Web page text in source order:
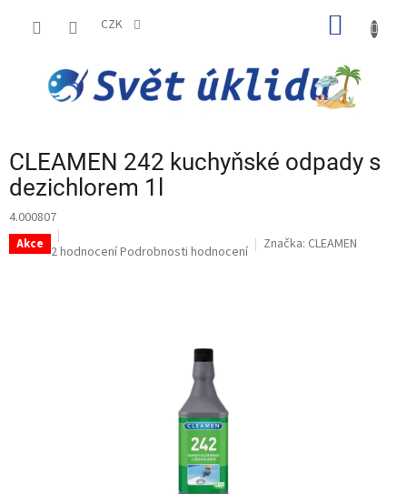
CZK
CLEAMEN 242 kuchyňské odpady s
dezichlorem 1l
4.000807
Akce Průměrné
2 hodnoceníPodrobnosti hodnocení Značka: CLEAMEN